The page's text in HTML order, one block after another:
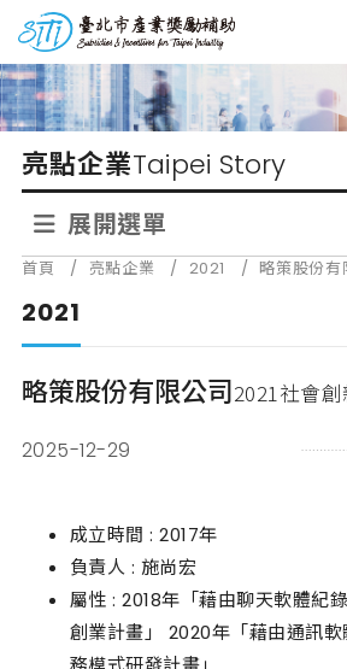
到
主
要
內
台北市產業獎勵補助
亮點企業Taipei Story
展開選單
首頁 / 亮點企業 / 2021 / 略策股份有
2021
略策股份有限公司2021社會
2025-12-29
成立時間 : 2017年
負責人 : 施尚宏
屬性 : 2018年「藉由聊天軟體紀
創業計畫」 2020年「藉由通訊